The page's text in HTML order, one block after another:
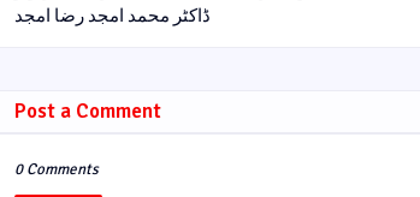
ڈاکٹر محمد امجد رضا امجد
Post a Comment
0 Comments